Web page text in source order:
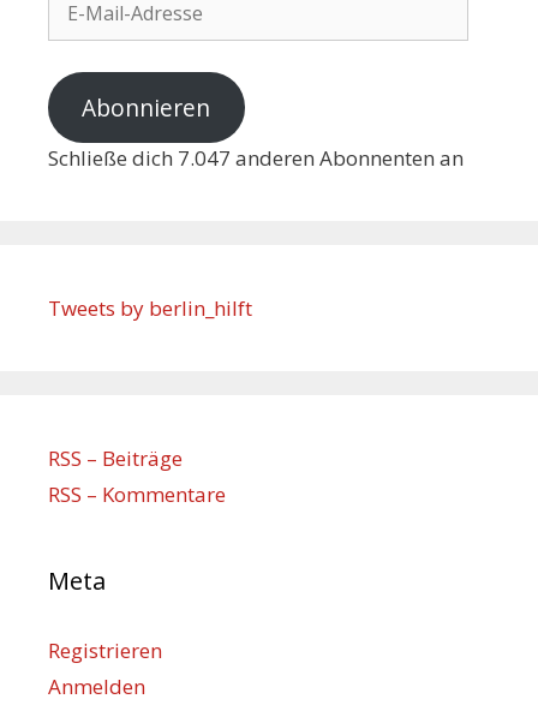
Abonnieren
Schließe dich 7.047 anderen Abonnenten an
Tweets by berlin_hilft
RSS – Beiträge
RSS – Kommentare
Meta
Registrieren
Anmelden